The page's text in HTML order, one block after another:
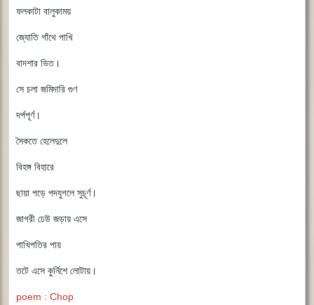
ফলকাটা বালুকাময়
জ্যোতি গাঁথে পাখি
বাদশার ভিত।
সে চলা জমিদারি গুণ
দর্পপূর্ণ।
সৈকতে হেলেদুলে
বিহঙ্গ বিহারে
ছায়া পড়ে পদযুগলে সুচূর্ণ।
জাগরী ঢেউ জড়ায় এসে
পাখিপতির পায়
তটে এসে কুর্নিশে লোটায়।
poem : Chop